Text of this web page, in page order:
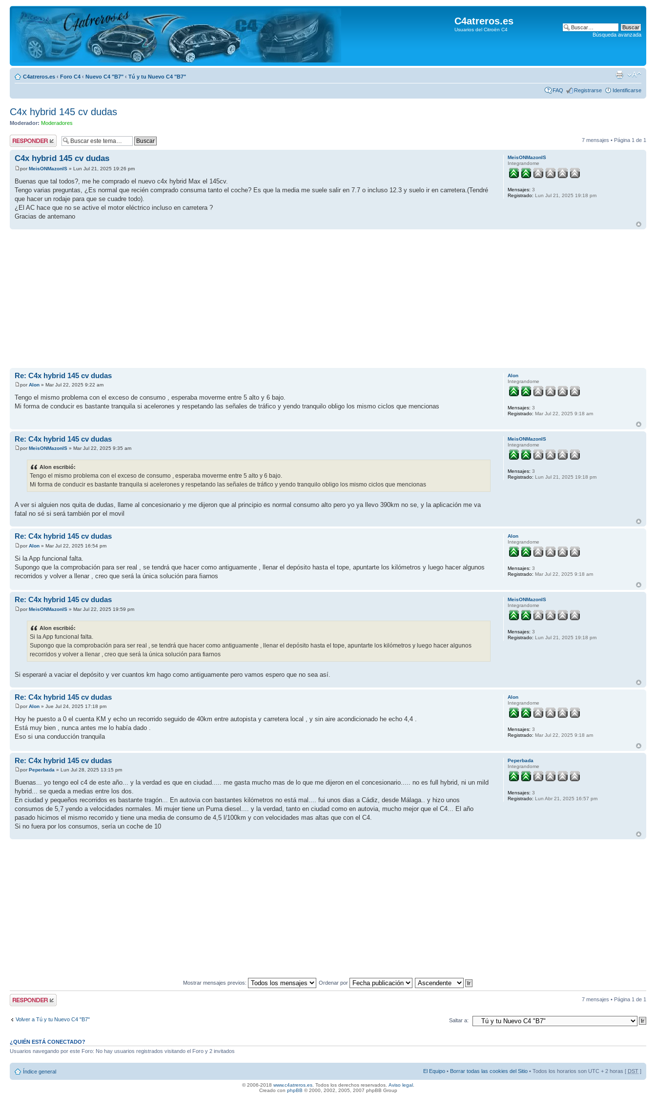
Búsqueda avanzada
C4atreros.es
Usuarios del Citroën C4
C4atreros.es ‹ Foro C4 ‹ Nuevo C4 "B7" ‹ Tú y tu Nuevo C4 "B7"
FAQ Registrarse Identificarse
C4x hybrid 145 cv dudas
Moderador: Moderadores
Publicar una
respuesta
7 mensajes • Página 1 de 1
C4x hybrid 145 cv dudas
porMeisONMazonIS » Lun Jul 21, 2025 19:26 pm
Buenas que tal todos?, me he comprado el nuevo c4x hybrid Max el 145cv.
Tengo varias preguntas, ¿Es normal que recién comprado consuma tanto el coche? Es que la media me suele salir en 7.7 o incluso 12.3 y suelo ir en carretera.(Tendré
que hacer un rodaje para que se cuadre todo).
¿El AC hace que no se active el motor eléctrico incluso en carretera ?
Gracias de antemano
MeisONMazonIS
Integrandome
Mensajes: 3
Registrado: Lun Jul 21, 2025 19:18 pm
Re: C4x hybrid 145 cv dudas
porAlon » Mar Jul 22, 2025 9:22 am
Tengo el mismo problema con el exceso de consumo , esperaba moverme entre 5 alto y 6 bajo.
Mi forma de conducir es bastante tranquila si acelerones y respetando las señales de tráfico y yendo tranquilo obligo los mismo ciclos que mencionas
Alon
Integrandome
Mensajes: 3
Registrado: Mar Jul 22, 2025 9:18 am
Re: C4x hybrid 145 cv dudas
porMeisONMazonIS » Mar Jul 22, 2025 9:35 am
Alon escribió:
Tengo el mismo problema con el exceso de consumo , esperaba moverme entre 5 alto y 6 bajo.
Mi forma de conducir es bastante tranquila si acelerones y respetando las señales de tráfico y yendo tranquilo obligo los mismo ciclos que mencionas
A ver si alguien nos quita de dudas, llame al concesionario y me dijeron que al principio es normal consumo alto pero yo ya llevo 390km no se, y la aplicación me va
fatal no sé si será también por el movil
MeisONMazonIS
Integrandome
Mensajes: 3
Registrado: Lun Jul 21, 2025 19:18 pm
Re: C4x hybrid 145 cv dudas
porAlon » Mar Jul 22, 2025 16:54 pm
Si la App funcional falta.
Supongo que la comprobación para ser real , se tendrá que hacer como antiguamente , llenar el depósito hasta el tope, apuntarte los kilómetros y luego hacer algunos
recorridos y volver a llenar , creo que será la única solución para fiarnos
Alon
Integrandome
Mensajes: 3
Registrado: Mar Jul 22, 2025 9:18 am
Re: C4x hybrid 145 cv dudas
porMeisONMazonIS » Mar Jul 22, 2025 19:59 pm
Alon escribió:
Si la App funcional falta.
Supongo que la comprobación para ser real , se tendrá que hacer como antiguamente , llenar el depósito hasta el tope, apuntarte los kilómetros y luego hacer algunos
recorridos y volver a llenar , creo que será la única solución para fiarnos
Si esperaré a vaciar el depósito y ver cuantos km hago como antiguamente pero vamos espero que no sea así.
MeisONMazonIS
Integrandome
Mensajes: 3
Registrado: Lun Jul 21, 2025 19:18 pm
Re: C4x hybrid 145 cv dudas
porAlon » Jue Jul 24, 2025 17:18 pm
Hoy he puesto a 0 el cuenta KM y echo un recorrido seguido de 40km entre autopista y carretera local , y sin aire acondicionado he echo 4,4 .
Está muy bien , nunca antes me lo había dado .
Eso si una conducción tranquila
Alon
Integrandome
Mensajes: 3
Registrado: Mar Jul 22, 2025 9:18 am
Re: C4x hybrid 145 cv dudas
por Peperbada » Lun Jul 28, 2025 13:15 pm
Buenas... yo tengo eol c4 de este año... y la verdad es que en ciudad..... me gasta mucho mas de lo que me dijeron en el concesionario..... no es full hybrid, ni un mild
hybrid... se queda a medias entre los dos.
En ciudad y pequeños recorridos es bastante tragón... En autovia con bastantes kilómetros no está mal.... fui unos dias a Cádiz, desde Málaga.. y hizo unos
consumos de 5,7 yendo a velocidades normales. Mi mujer tiene un Puma diesel.... y la verdad, tanto en ciudad como en autovia, mucho mejor que el C4... El año
pasado hicimos el mismo recorrido y tiene una media de consumo de 4,5 l/100km y con velocidades mas altas que con el C4.
Si no fuera por los consumos, sería un coche de 10
Peperbada
Integrandome
Mensajes: 3
Registrado: Lun Abr 21, 2025 16:57 pm
Mostrar mensajes previos: Ordenar por
Publicar una
respuesta
7 mensajes • Página 1 de 1
Volver a Tú y tu Nuevo C4 "B7" Saltar a:
¿QUIÉN ESTÁ CONECTADO?
Usuarios navegando por este Foro: No hay usuarios registrados visitando el Foro y 2 invitados
Índice general El Equipo • Borrar todas las cookies del Sitio • Todos los horarios son UTC + 2 horas [ DST ]
© 2006-2018 www.c4atreros.es. Todos los derechos reservados. Aviso legal.
Creado con phpBB © 2000, 2002, 2005, 2007 phpBB Group